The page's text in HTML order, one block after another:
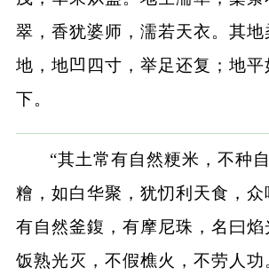
翠，香犹婆师，濡若天衣。其地
地，地凹四寸，举足还复；地平
下。
“其土常有自然粳米，不种
糩，如白华聚，犹忉利天食，众
有自然釜鍑，有摩尼珠，名曰焰
饭熟光灭，不假樵火，不劳人功